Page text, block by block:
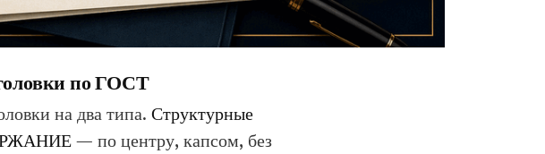
по ГОСТ
на два типа. Структурные
— по центру, капсом, без